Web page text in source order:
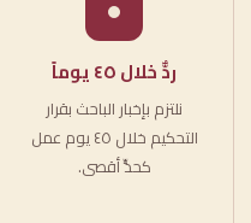
ردٌّ خلال ٤٥ يوماً
نلتزم بإخبار الباحث بقرار
التحكيم خلال ٤٥ يوم عمل
كحدٍّ أقصى.